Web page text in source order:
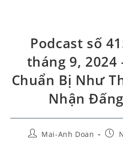
Podcast số
tháng 9, 2024
Chuẩn Bị Như
Nhận
Mai-Anh Doan